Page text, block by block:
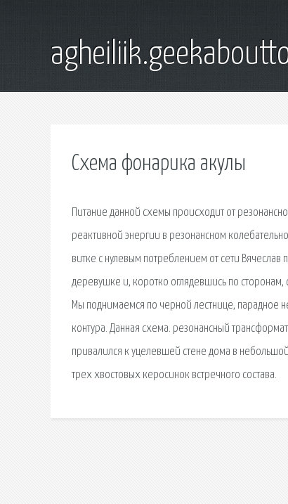
Схема фонарика акулы
Питание данной схемы происходит от
реактивной энергии в резонансном
витке с нулевым потреблением от сети
деревушке и, коротко оглядевшись по
Мы поднимаемся по черной лестнице, парадное
контура. Данная схема. резонансный
привалился к уцелевшей стене дома в
трех хвостовых керосинок встречного состава.